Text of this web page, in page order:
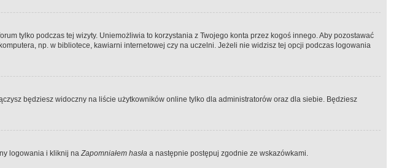
tylko podczas tej wizyty. Uniemożliwia to korzystania z Twojego konta przez kogoś innego. Aby pozostawać
np. w bibliotece, kawiarni internetowej czy na uczelni. Jeżeli nie widzisz tej opcji podczas logowania
będziesz widoczny na liście użytkowników online tylko dla administratorów oraz dla siebie. Będziesz
logowania i kliknij naZapomniałem hasła a następnie postępuj zgodnie ze wskazówkami.